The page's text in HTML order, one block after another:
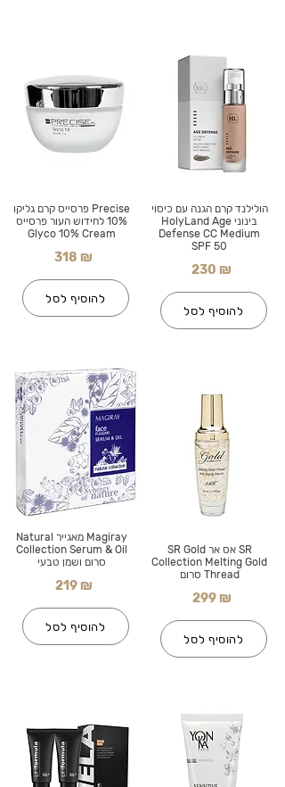
Precise פרסייס קרם גליקו
10% לחידוש העור פרסייס
Glyco 10% Cream
318 ₪
להוסיף לסל
Magiray מאגייר Natural
Collection Serum & Oil
סרום ושמן טבעי
219 ₪
להוסיף לסל
הולילנד קרם הגנה עם כיסוי
בינוני HolyLand Age
Defense CC Medium
SPF 50
230 ₪
להוסיף לסל
SR אס אר SR Gold
Collection Melting Gold
Thread סרום
299 ₪
להוסיף לסל